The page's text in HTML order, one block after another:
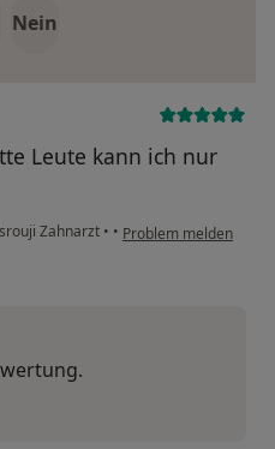
Nein
Leute kann ich nur
Zahnarzt • • Problem melden